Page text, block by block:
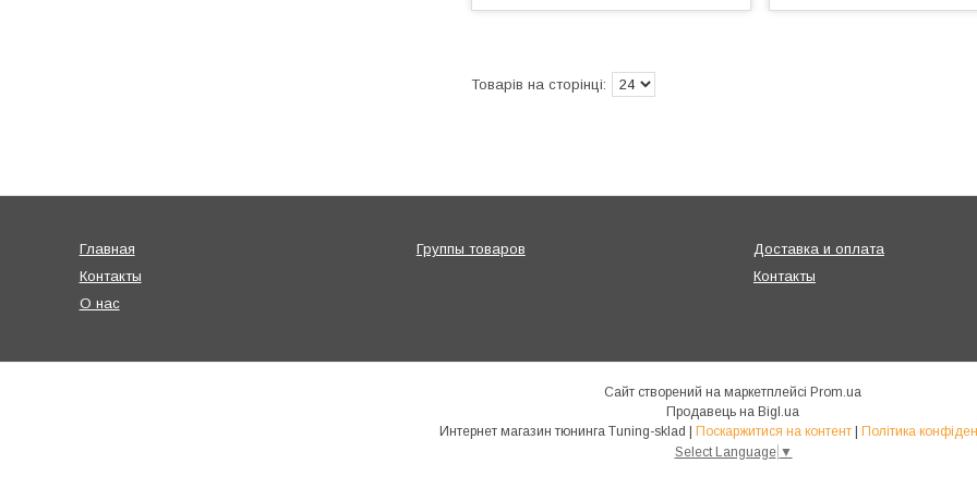
Главная
Контакты
О нас
Группы товаров
Доставка и оплата
Контакты
Сайт створений на маркетплейсі Prom.ua
Продавець на Bigl.ua
Поскаржитися на контент
Політика
Select Language ▼